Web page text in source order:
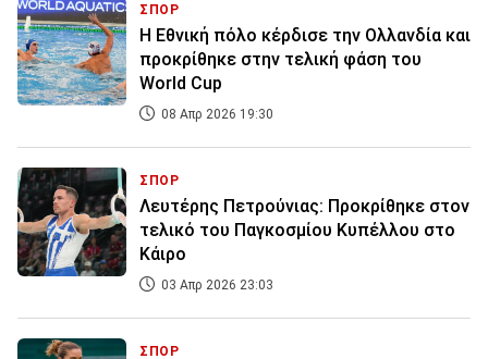
ΣΠΟΡ
Η Εθνική πόλο κέρδισε την Ολλανδία και
προκρίθηκε στην τελική φάση του
World Cup
08 Απρ 2026 19:30
ΣΠΟΡ
Λευτέρης Πετρούνιας: Προκρίθηκε στον
τελικό του Παγκοσμίου Κυπέλλου στο
Κάιρο
03 Απρ 2026 23:03
ΣΠΟΡ